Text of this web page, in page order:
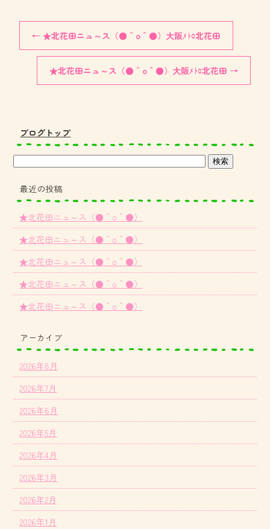
← ★北花田ニュ～ス（●＾o＾●）大阪ﾒﾄﾛ北花田
★北花田ニュ～ス（●＾o＾●）大阪ﾒﾄﾛ北花田 →
ブログトップ
最近の投稿
★北花田ニュ～ス（●＾o＾●）
★北花田ニュ～ス（●＾o＾●）
★北花田ニュ～ス（●＾o＾●）
★北花田ニュ～ス（●＾o＾●）
★北花田ニュ～ス（●＾o＾●）
アーカイブ
2026年8月
2026年7月
2026年6月
2026年5月
2026年4月
2026年3月
2026年2月
2026年1月